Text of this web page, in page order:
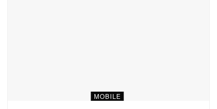
MOBILE